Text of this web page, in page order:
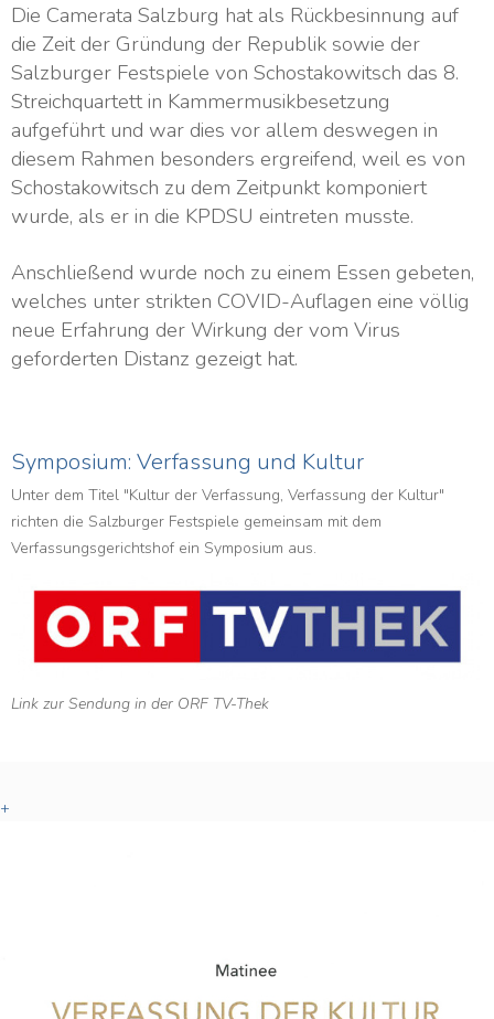
Die Camerata Salzburg hat als Rückbesinnung auf
die Zeit der Gründung der Republik sowie der
Salzburger Festspiele von Schostakowitsch das 8.
Streichquartett in Kammermusikbesetzung
aufgeführt und war dies vor allem deswegen in
diesem Rahmen besonders ergreifend, weil es von
Schostakowitsch zu dem Zeitpunkt komponiert
wurde, als er in die KPDSU eintreten musste.
Anschließend wurde noch zu einem Essen gebeten,
welches unter strikten COVID-Auflagen eine völlig
neue Erfahrung der Wirkung der vom Virus
geforderten Distanz gezeigt hat.
Symposium: Verfassung und Kultur
Unter dem Titel "Kultur der Verfassung, Verfassung der Kultur"
richten die Salzburger Festspiele gemeinsam mit dem
Verfassungsgerichtshof ein Symposium aus.
Link zur Sendung in der ORF TV-Thek
+